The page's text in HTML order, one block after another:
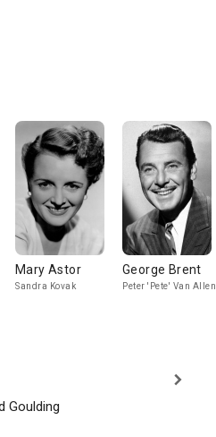
Mary Astor
Sandra Kovak
George Brent
Peter 'Pete' Van Allen
Goulding